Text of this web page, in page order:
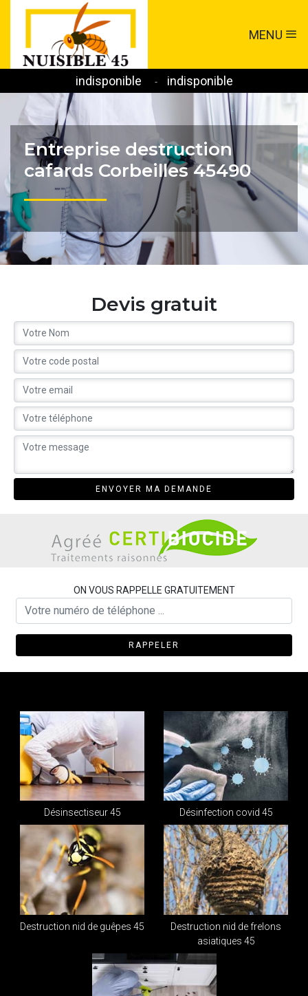
MENU
indisponible - indisponible
Entreprise destruction
cafards Corbeilles 45490
Devis gratuit
ON VOUS RAPPELLE GRATUITEMENT
Désinsectiseur 45 Désinfection covid 45
Destruction nid de guêpes 45
Destruction nid de frelons
asiatiques 45